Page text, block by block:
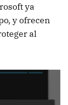
ya
y ofrecen
al